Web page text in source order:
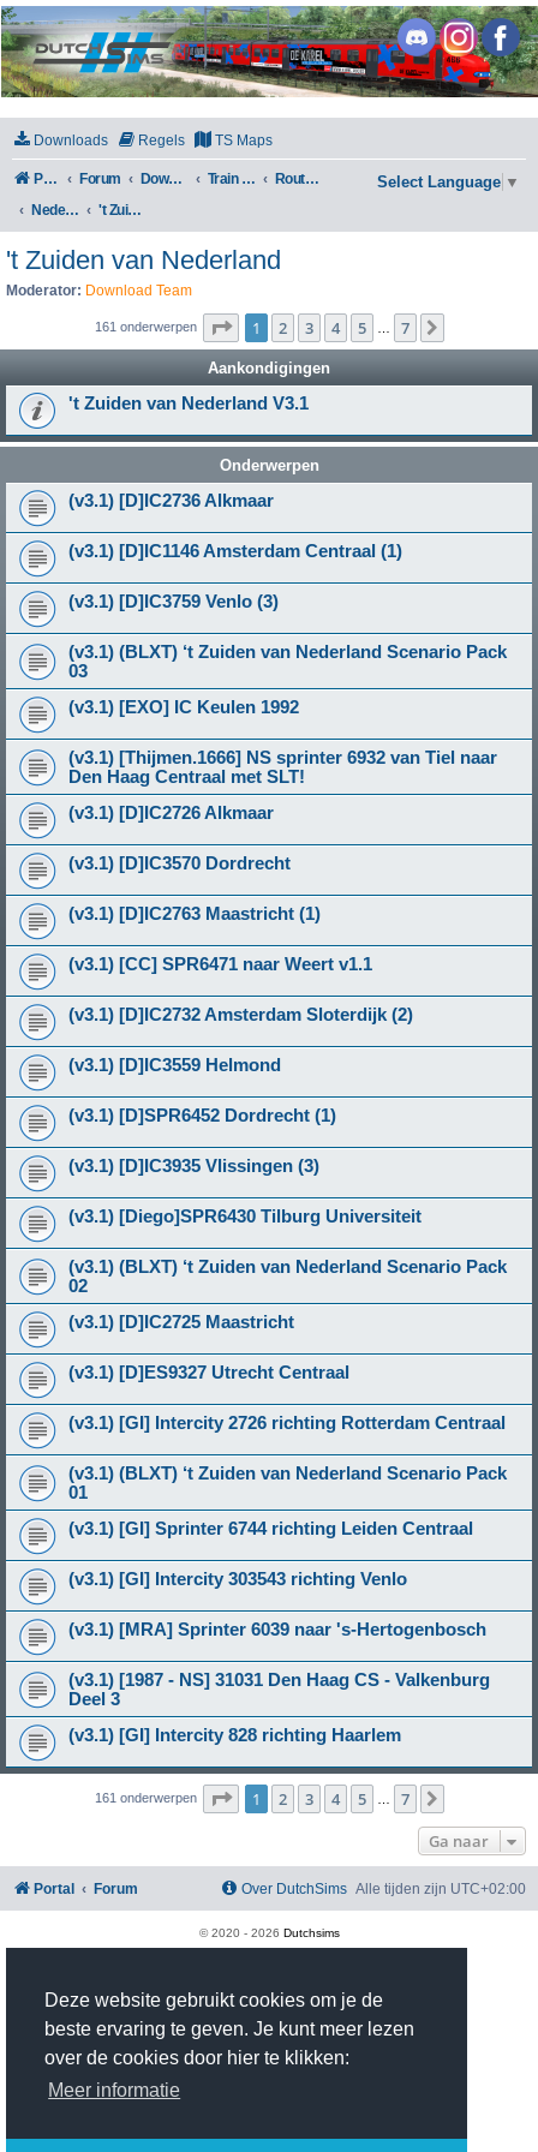
Deze website gebruikt cookies om je de
beste ervaring te geven. Je kunt meer lezen
over de cookies door hier te klikken:
Meer informatie
DutchSims
Downloads Regels TS Maps
Portal Forum Downloads Train Simulator Classic
Routes en Scenarios
Nederland
't Zuiden van Nederland
Select Language ▼
't Zuiden van Nederland
Moderator: Download Team
161 onderwerpen Pagina van 7
1 2 3 4 5 7
Aankondigingen
't Zuiden van Nederland V3.1
Onderwerpen
(v3.1) [D]IC2736 Alkmaar
(v3.1) [D]IC1146 Amsterdam Centraal (1)
(v3.1) [D]IC3759 Venlo (3)
(v3.1) (BLXT) ‘t Zuiden van Nederland Scenario Pack
03
(v3.1) [EXO] IC Keulen 1992
(v3.1) [Thijmen.1666] NS sprinter 6932 van Tiel naar
Den Haag Centraal met SLT!
(v3.1) [D]IC2726 Alkmaar
(v3.1) [D]IC3570 Dordrecht
(v3.1) [D]IC2763 Maastricht (1)
(v3.1) [CC] SPR6471 naar Weert v1.1
(v3.1) [D]IC2732 Amsterdam Sloterdijk (2)
(v3.1) [D]IC3559 Helmond
(v3.1) [D]SPR6452 Dordrecht (1)
(v3.1) [D]IC3935 Vlissingen (3)
(v3.1) [Diego]SPR6430 Tilburg Universiteit
(v3.1) (BLXT) ‘t Zuiden van Nederland Scenario Pack
02
(v3.1) [D]IC2725 Maastricht
(v3.1) [D]ES9327 Utrecht Centraal
(v3.1) [GI] Intercity 2726 richting Rotterdam Centraal
(v3.1) (BLXT) ‘t Zuiden van Nederland Scenario Pack
01
(v3.1) [GI] Sprinter 6744 richting Leiden Centraal
(v3.1) [GI] Intercity 303543 richting Venlo
(v3.1) [MRA] Sprinter 6039 naar 's-Hertogenbosch
(v3.1) [1987 - NS] 31031 Den Haag CS - Valkenburg
Deel 3
(v3.1) [GI] Intercity 828 richting Haarlem
161 onderwerpen Pagina van 7
1 2 3 4 5 7
Ga naar
Portal Forum Alle tijden zijn UTC+02:00
Over DutchSims
© 2020 - 2026 Dutchsims
phpBB Two Factor Authentication ©paul999
Gebruikersvoorwaarden
| Peak Memory Usage: 2.97 MiB | GZIP: On |